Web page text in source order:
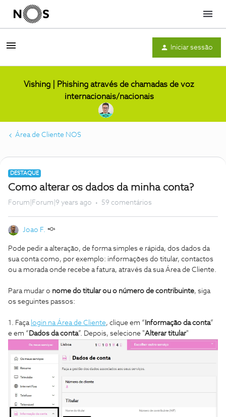
Menu
Iniciar sessão
Vishing | Phishing através de chamadas de voz
internacionais/nacionais
Área de Cliente NOS
DESTAQUE
Como alterar os dados da minha conta?
Forum|Forum|9 years ago 59 comentários
Joao F.
Pode pedir a alteração, de forma simples e rápida, dos dados da
sua conta como, por exemplo: informações do titular, contactos
ou a morada onde recebe a fatura, através da sua Área de Cliente.
Para mudar o nome do titular ou o número de contribuinte, siga
os seguintes passos:
1. Faça login na Área de Cliente, clique em “ Informação da conta”
e em “ Dados da conta”. Depois, selecione "Alterar titular"